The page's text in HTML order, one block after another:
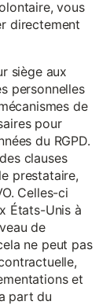
vous
directement
siège aux
personnelles
de
pour
du RGPD.
clauses
prestataire,
Celles-ci
États-Unis à
de
ne peut pas
et
part du